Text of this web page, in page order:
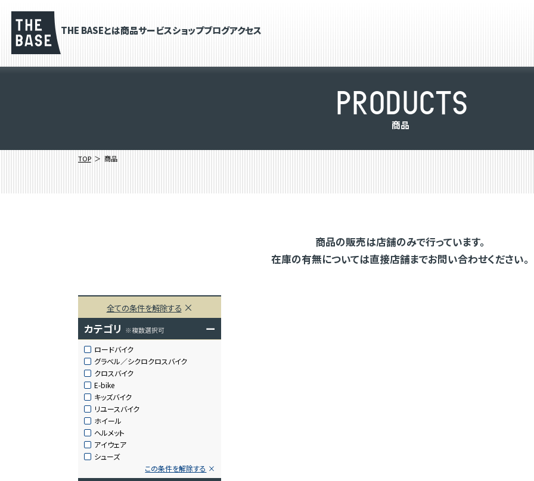
THE BASEとは商品サービスショップブログアクセス
PRODUCTS
商品
TOP 商品
商品の販売は店舗のみで行っています。
在庫の有無については直接店舗までお問い合わせください。
全ての条件を解除する
カテゴリ ※複数選択可 ー
ロードバイク
グラベル／シクロクロスバイク
クロスバイク
E-bike
キッズバイク
リユースバイク
ホイール
ヘルメット
アイウェア
シューズ
この条件を解除する